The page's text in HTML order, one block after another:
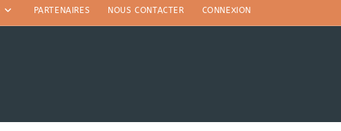
PARTENAIRES NOUS CONTACTER CONNEXION